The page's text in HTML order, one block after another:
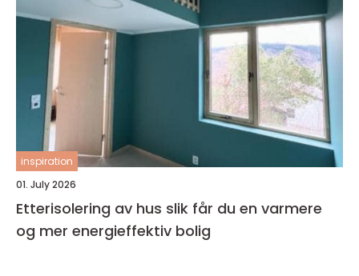
inspiration
01. July 2026
Etterisolering av hus slik får du en varmere
og mer energieffektiv bolig